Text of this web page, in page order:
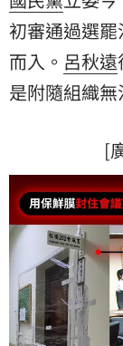
初審通過選罷
而入。 呂秋遠
是附隨組織無
[